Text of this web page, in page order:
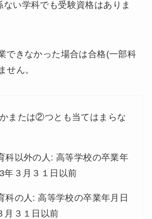
い学科でも受験資格はありま
できなかった場合は合格(一部科
せん。
または②つとも当てはまらな
科以外の人: 高等学校の卒業年
年３月３１日以前
科の人: 高等学校の卒業年月日
月３１日以前